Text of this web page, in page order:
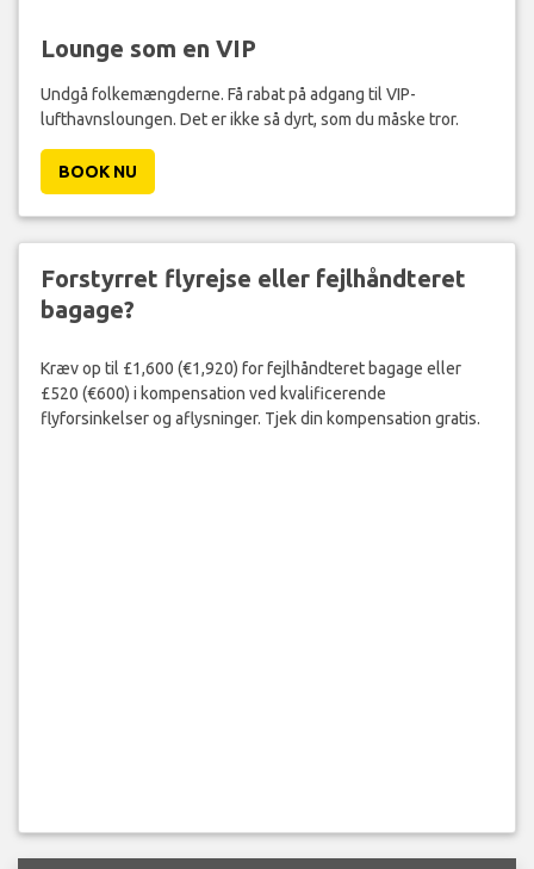
Lounge som en VIP
Undgå folkemængderne. Få rabat på adgang til VIP-
lufthavnsloungen. Det er ikke så dyrt, som du måske tror.
BOOK NU
Forstyrret flyrejse eller fejlhåndteret
bagage?
Kræv op til £1,600 (€1,920) for fejlhåndteret bagage eller
£520 (€600) i kompensation ved kvalificerende
flyforsinkelser og aflysninger. Tjek din kompensation gratis.